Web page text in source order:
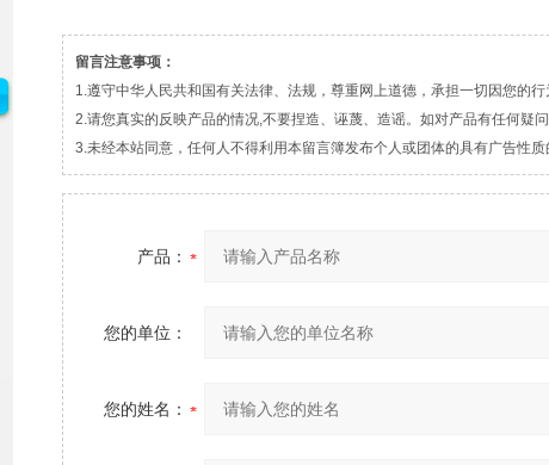
留言注意事项：
1.遵守中华人民共和国有关法律、法规，尊重网上道德，承担一切因您的行
2.请您真实的反映产品的情况,不要捏造、诬蔑、造谣。如对产品有任何疑问
3.未经本站同意，任何人不得利用本留言簿发布个人或团体的具有广告性质
产品：
您的单位：
您的姓名：